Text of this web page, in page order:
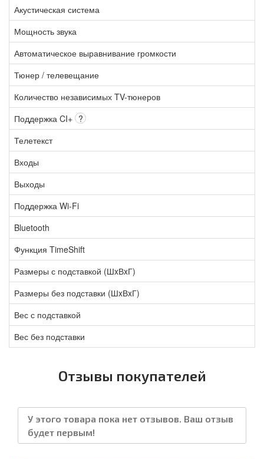
Акустическая система
Мощность звука
Автоматическое выравнивание громкости
Тюнер / телевещание
Количество независимых TV-тюнеров
Поддержка CI+ ?
Телетекст
Входы
Выходы
Поддержка Wi-Fi
Bluetooth
Функция TimeShift
Размеры с подставкой (ШxВxГ)
Размеры без подставки (ШxВxГ)
Вес с подставкой
Вес без подставки
Отзывы покупателей
У этого товара пока нет отзывов. Ваш отзыв
будет первым!